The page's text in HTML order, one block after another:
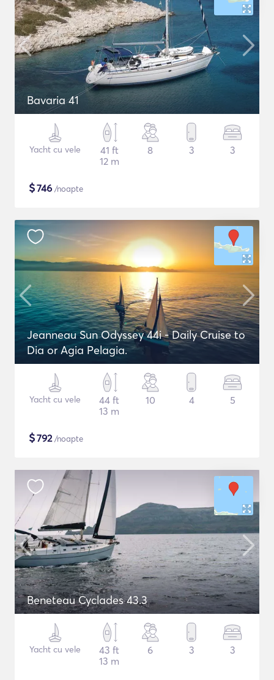
Bavaria 41
Yacht cu vele
41 ft
12 m
8 3 3
$746 /noapte
Jeanneau Sun Odyssey 44i - Daily Cruise to
Dia or Agia Pelagia.
Yacht cu vele
44 ft
13 m
10 4 5
$792/noapte
Beneteau Cyclades 43.3
Yacht cu vele
43 ft
13 m
6 3 3